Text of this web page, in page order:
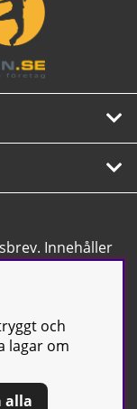
Innehåller
All rights reserved
och
lagar om
alla